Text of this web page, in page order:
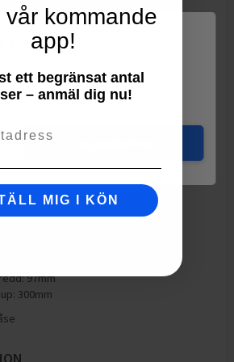
97mm
300mm
upplevelse, mäta sajtens
medier-koppling använder vi
vår kommande
app!
ett begränsat antal
– anmäl dig nu!
MIG I KÖN